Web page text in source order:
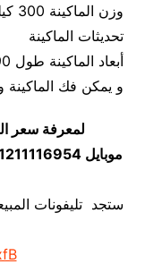
تحديثات الماكينة
و يمكن فك الماكينة
لمعرفة سعر
ستجد تليفونات